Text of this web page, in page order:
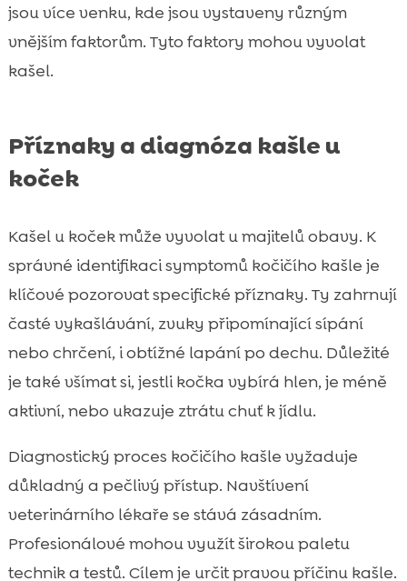
jsou více venku, kde jsou vystaveny různým
vnějším faktorům. Tyto faktory mohou vyvolat
kašel.
Příznaky a diagnóza kašle u
koček
Kašel u koček může vyvolat u majitelů obavy. K
správné identifikaci symptomů kočičího kašle je
klíčové pozorovat specifické příznaky. Ty zahrnují
časté vykašlávání, zvuky připomínající sípání
nebo chrčení, i obtížné lapání po dechu. Důležité
je také všímat si, jestli kočka vybírá hlen, je méně
aktivní, nebo ukazuje ztrátu chuť k jídlu.
Diagnostický proces kočičího kašle vyžaduje
důkladný a pečlivý přístup. Navštívení
veterinárního lékaře se stává zásadním.
Profesionálové mohou využít širokou paletu
technik a testů. Cílem je určit pravou příčinu kašle.